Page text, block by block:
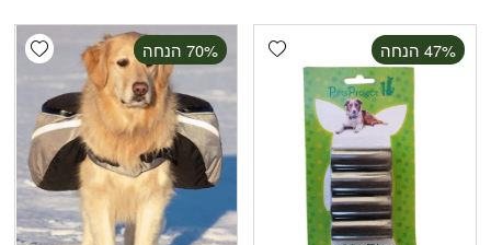
Add wishlist ‫47% הנחה ‫70% הנחה